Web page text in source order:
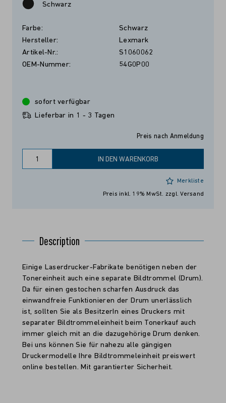
Schwarz
Farbe:
Schwarz
Hersteller:
Lexmark
Artikel-Nr.:
S1060062
OEM-Nummer:
54G0P00
Preis nach Anmeldung
sofort verfügbar
Lieferbar in 1 - 3 Tagen
IN DEN WARENKORB
Merkliste
Preis inkl. 19% MwSt. zzgl. Versand
Description
Einige Laserdrucker-Fabrikate benötigen neben der
Tonereinheit auch eine separate Bildtrommel (Drum).
Da für einen gestochen scharfen Ausdruck das
einwandfreie Funktionieren der Drum unerlässlich
ist, sollten Sie als BesitzerIn eines Druckers mit
separater Bildtrommeleinheit beim Tonerkauf auch
immer gleich mit an die dazugehörige Drum denken.
Bei uns können Sie für nahezu alle gängigen
Druckermodelle Ihre Bildtrommeleinheit preiswert
online bestellen. Mit garantierter Sicherheit.